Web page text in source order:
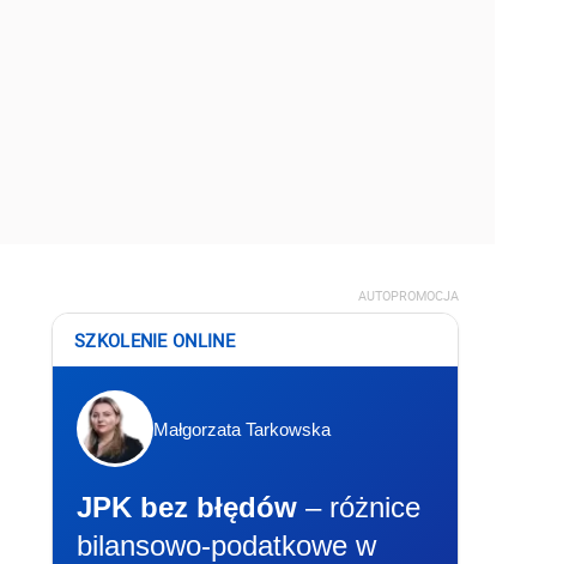
AUTOPROMOCJA
SZKOLENIE ONLINE
Małgorzata Tarkowska
JPK bez błędów – różnice
bilansowo-podatkowe w